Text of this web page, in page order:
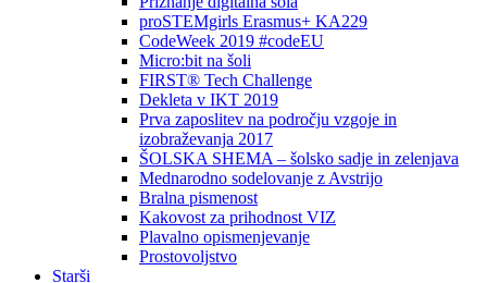
proSTEMgirls Erasmus+ KA229
CodeWeek 2019 #codeEU
Micro:bit na šoli
FIRST® Tech Challenge
Dekleta v IKT 2019
Prva zaposlitev na področju vzgoje in
izobraževanja 2017
ŠOLSKA SHEMA – šolsko sadje in zelenjava
Mednarodno sodelovanje z Avstrijo
Bralna pismenost
Kakovost za prihodnost VIZ
Plavalno opismenjevanje
Prostovoljstvo
Starši